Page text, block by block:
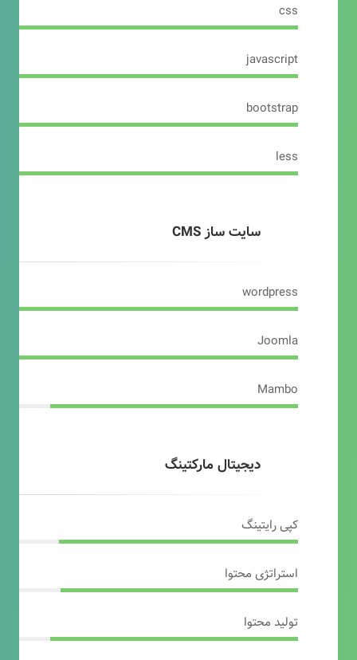
css
javascript
bootstrap
less
سایت ساز CMS
wordpress
Joomla
Mambo
دیجیتال مارکتینگ
کپی رایتینگ
استراتژی محتوا
تولید محتوا